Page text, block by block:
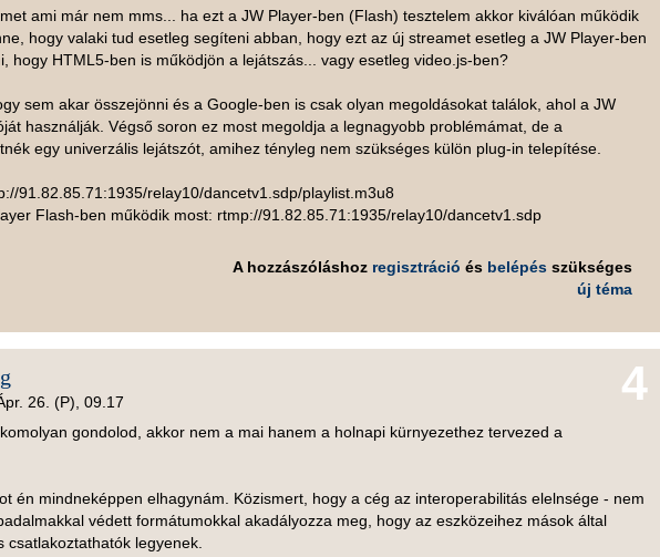
ami már nem mms... ha ezt a JW Player-ben (Flash) tesztelem akkor kiválóan működik
hogy valaki tud esetleg segíteni abban, hogy ezt az új streamet esetleg a JW Player-ben
hogy HTML5-ben is működjön a lejátszás... vagy esetleg video.js-ben?
sem akar összejönni és a Google-ben is csak olyan megoldásokat találok, ahol a JW
használják. Végső soron ez most megoldja a legnagyobb problémámat, de a
egy univerzális lejátszót, amihez tényleg nem szükséges külön plug-in telepítése.
91.82.85.71:1935/relay10/dancetv1.sdp/playlist.m3u8
Flash-ben működik most: rtmp://91.82.85.71:1935/relay10/dancetv1.sdp
A hozzászóláshoz regisztráció és belépésszükséges
új téma
4
26. (P), 09.17
gondolod, akkor nem a mai hanem a holnapi kürnyezethez tervezed a
én mindneképpen elhagynám. Közismert, hogy a cég az interoperabilitás elelnsége - nem
védett formátumokkal akadályozza meg, hogy az eszközeihez mások által
csatlakoztathatók legyenek.